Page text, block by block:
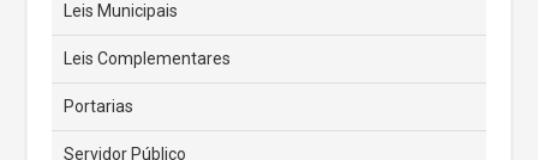
Leis Municipais
Leis Complementares
Portarias
Servidor Público